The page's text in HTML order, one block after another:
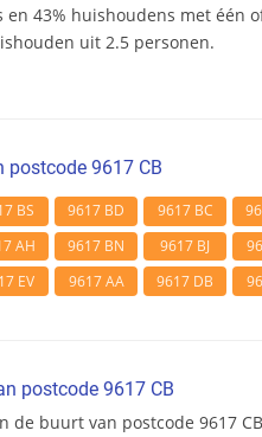
43% huishoudens met één
uit 2.5 personen.
postcode 9617 CB
BS 9617 BD 9617 BC
AH 9617 BN 9617 BJ
EV 9617 AA 9617 DB
postcode 9617 CB
de buurt van postcode 9617